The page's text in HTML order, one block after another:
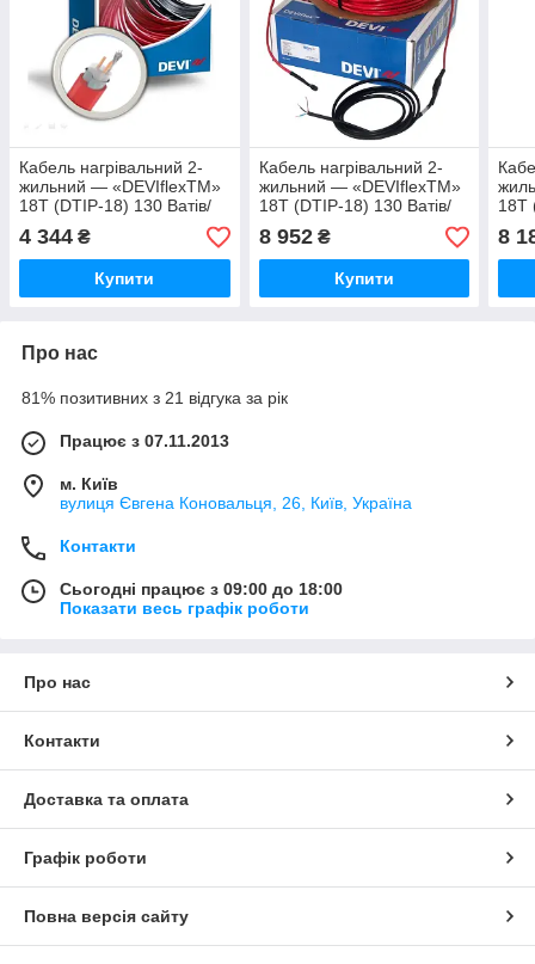
Кабель нагрівальний 2-
жильний — «DEVIflexTM»
18T (DTIP-18) 130 Ватів/
метр 18 метрів
4 344 ₴
Купити
Кабель нагрівальний 2-
жильний — «DEVIflexTM»
18T (DTIP-18) 130 Ватів/
метр 59 метра
8 952₴
Купити
18T
8
Про нас
81% позитивних з 21 відгука за рік
Працює з 07.11.2013
м. Київ
вулиця Євгена Коновальця, 26, Київ, Україна
Контакти
Сьогодні працює з 09:00 до 18:00
Показати весь графік роботи
Про нас
Контакти
Доставка та оплата
Графік роботи
Повна версія сайту